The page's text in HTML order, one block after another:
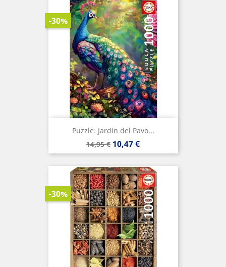
Puzzle: Jardín del Pavo...
Precio
base
14,95 €
-30%
Precio
10,47 €
-30%